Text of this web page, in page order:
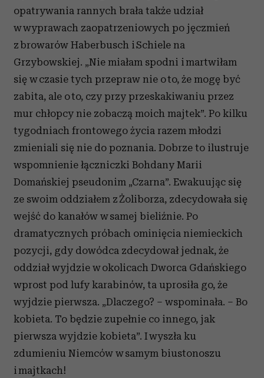
opatrywania rannych brała także udział
w wyprawach zaopatrzeniowych po jęczmień
z browarów Haberbusch i Schiele na
Grzybowskiej. „Nie miałam spodni i martwiłam
się w czasie tych przepraw nie o to, że mogę być
zabita, ale o to, czy przy przeskakiwaniu przez
mur chłopcy nie zobaczą moich majtek”. Po kilku
tygodniach frontowego życia razem młodzi
zmieniali się nie do poznania. Dobrze to ilustruje
wspomnienie łączniczki Bohdany Marii
Domańskiej pseudonim „Czarna”. Ewakuując się
ze swoim oddziałem z Żoliborza, zdecydowała się
wejść do kanałów w samej bieliźnie. Po
dramatycznych próbach ominięcia niemieckich
pozycji, gdy dowódca zdecydował jednak, że
oddział wyjdzie w okolicach Dworca Gdańskiego
wprost pod lufy karabinów, ta uprosiła go, że
wyjdzie pierwsza. „Dlaczego? – wspominała. – Bo
kobieta. To będzie zupełnie co innego, jak
pierwsza wyjdzie kobieta”. I wyszła ku
zdumieniu Niemców w samym biustonoszu
i majtkach!